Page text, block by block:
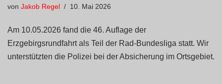
von Jakob Regel 10. Mai 2026
Am 10.05.2026 fand die 46. Auflage der
Erzgebirgsrundfahrt als Teil der Rad-Bundesliga statt. Wir
unterstützten die Polizei bei der Absicherung im Ortsgebiet.